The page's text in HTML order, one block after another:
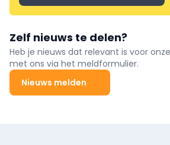
Zelf nieuws te delen?
Heb je nieuws dat relevant is voor
met ons via het meldformulier.
Nieuws melden